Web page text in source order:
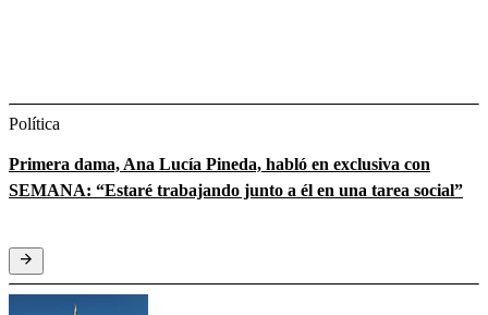
Política
Primera dama, Ana Lucía Pineda, habló en exclusiva con
SEMANA: “Estaré trabajando junto a él en una tarea social”